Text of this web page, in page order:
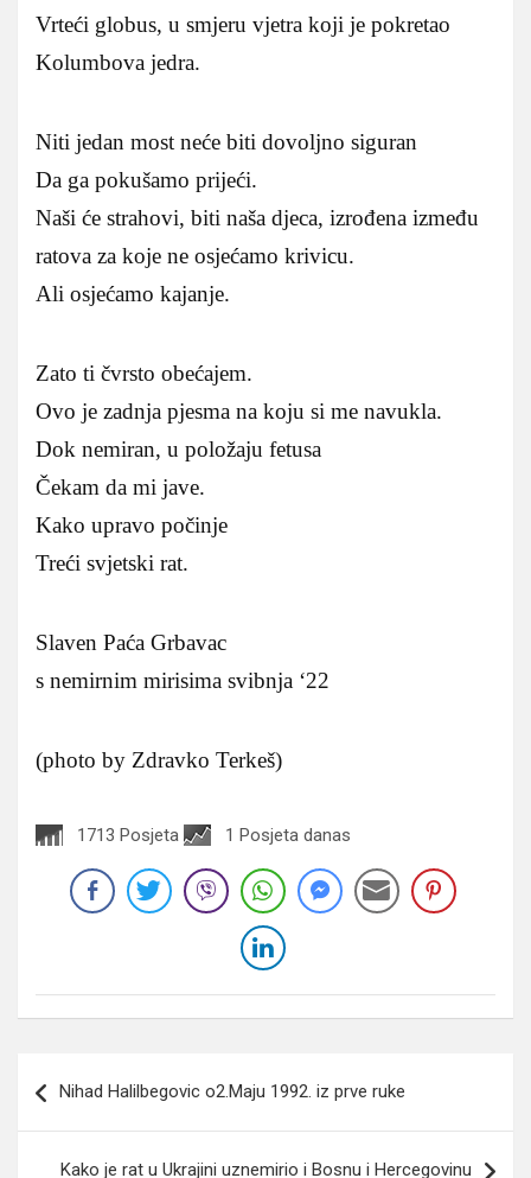
Vrteći globus, u smjeru vjetra koji je pokretao
Kolumbova jedra.
Niti jedan most neće biti dovoljno siguran
Da ga pokušamo prijeći.
Naši će strahovi, biti naša djeca, izrođena između
ratova za koje ne osjećamo krivicu.
Ali osjećamo kajanje.
Zato ti čvrsto obećajem.
Ovo je zadnja pjesma na koju si me navukla.
Dok nemiran, u položaju fetusa
Čekam da mi jave.
Kako upravo počinje
Treći svjetski rat.
Slaven Paća Grbavac
s nemirnim mirisima svibnja ‘22
(photo by Zdravko Terkeš)
1713 Posjeta 1 Posjeta danas
članaka
Nihad Halilbegovic o2.Maju 1992. iz prve ruke
Kako je rat u Ukrajini uznemirio i Bosnu i Hercegovinu